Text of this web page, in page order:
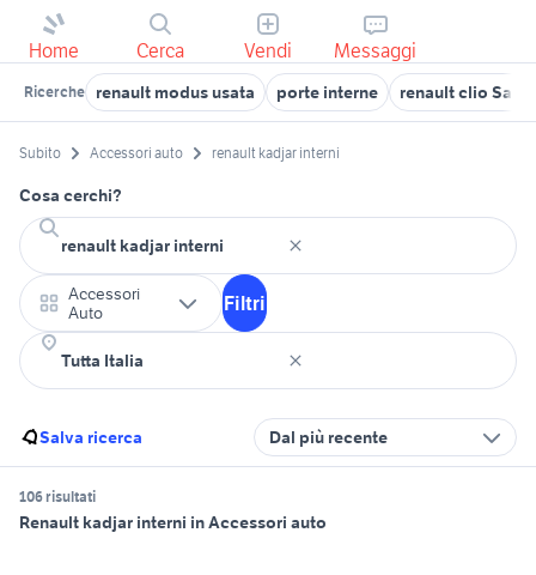
Home Cerca Vendi Messaggi
Ricerche renault modus usata porte interne renault clio
Subito Accessori auto renault kadjar interni
Cosa cerchi?
Accessori
Auto
Filtri
Salva ricerca Dal più recente
106 risultati
Renault kadjar interni in Accessori auto